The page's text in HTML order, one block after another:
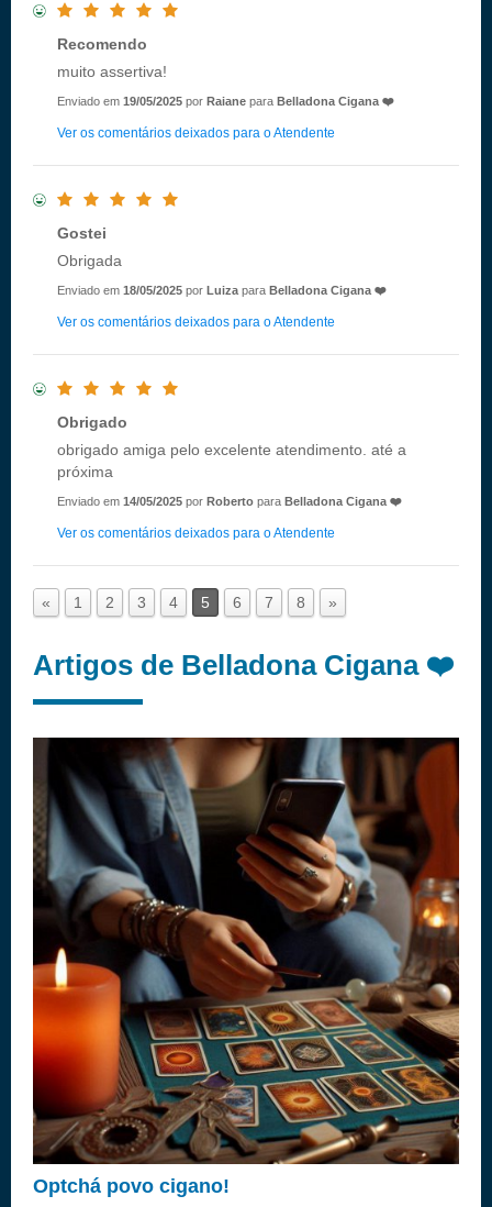
Recomendo
muito assertiva!
Enviado em 19/05/2025 por Raiane para Belladona Cigana ❤️
Ver os comentários deixados para o Atendente
Gostei
Obrigada
Enviado em 18/05/2025 por Luiza para Belladona Cigana ❤️
Ver os comentários deixados para o Atendente
Obrigado
obrigado amiga pelo excelente atendimento. até a
próxima
Enviado em 14/05/2025 por Roberto para Belladona Cigana ❤️
Ver os comentários deixados para o Atendente
« 1 2 3 4 5 6 7 8 »
Artigos de Belladona Cigana ❤️
Optchá povo cigano!